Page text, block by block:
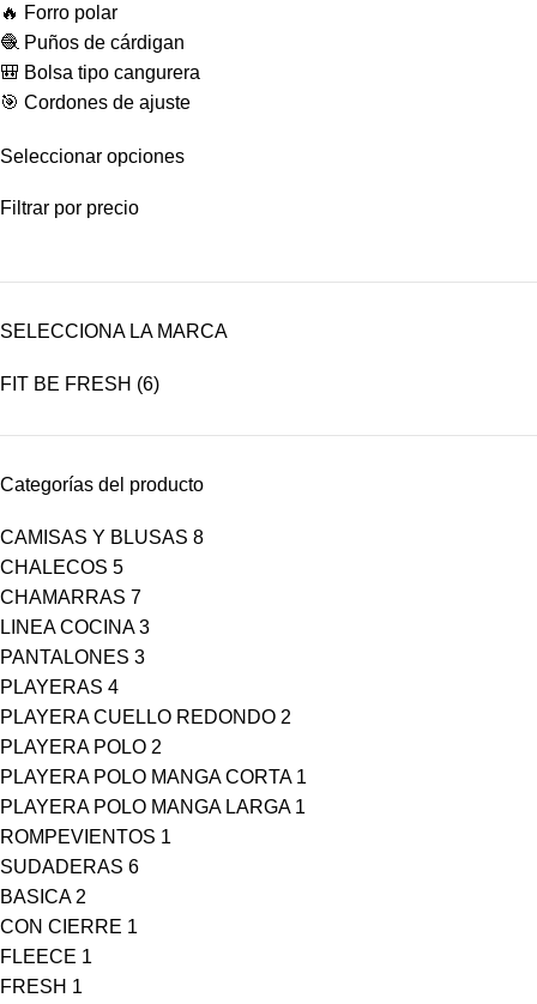
Filtrar por precio
SELECCIONA LA MARCA
FIT BE FRESH (6)
Categorías del producto
CAMISAS Y BLUSAS 8
CHALECOS 5
CHAMARRAS 7
LINEA COCINA 3
PANTALONES 3
PLAYERAS 4
PLAYERA CUELLO REDONDO 2
PLAYERA POLO 2
PLAYERA POLO MANGA CORTA 1
PLAYERA POLO MANGA LARGA 1
ROMPEVIENTOS 1
SUDADERAS 6
BASICA 2
CON CIERRE 1
FLEECE 1
FRESH 1
🔥 Forro polar
🧶 Puños de cárdigan
🎒 Bolsa tipo cangurera
🎯 Cordones de ajuste
Seleccionar opciones